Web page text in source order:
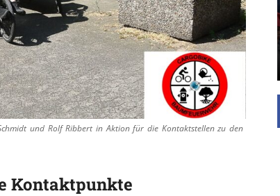
und Rolf Ribbert in Aktion für die Kontaktstellen zu den
Kontaktpunkte
Die Inspiration des industriellen Chics sind die
Werkshallen des Industriezeitalters. Die Basis für
diesen Stil sind große Räume, schlicht gehalten
mit rustikalen Elementen und großen
Fensterflächen. Wie so vieles wurde ...